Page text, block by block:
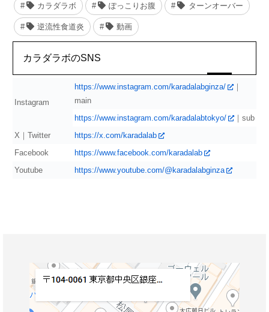
カラダラボ ぽっこりお腹 ターンオーバー
逆流性食道炎 動画
カラダラボのSNS
Instagram
https://www.instagram.com/karadalabginza/
｜
main
https://www.instagram.com/karadalabtokyo/
｜sub
X｜Twitter
https://x.com/karadalab
Facebook
https://www.facebook.com/karadalab
Youtube
https://www.youtube.com/@karadalabginza